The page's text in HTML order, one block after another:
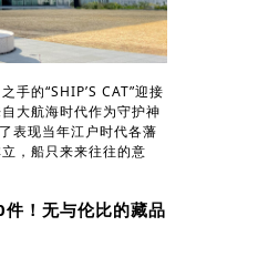
手的“SHIP’S CAT”迎接
大航海时代作为守护神
表现当年江户时代各藩
，船只来来往往的意
！无与伦比的藏品